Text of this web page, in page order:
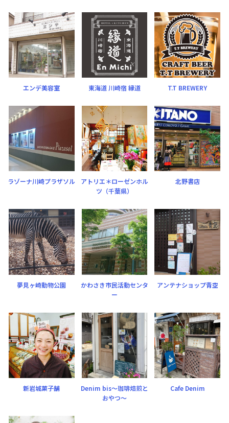
エンデ美容室 東海道 川崎宿 縁道 T.T BREWERY
ラゾーナ川崎プラザソル
アトリエ＊ローゼンホル
ツ（千葉県）
北野書店
夢見ヶ崎動物公園
かわさき市民活動センタ
ー
アンテナショップ青空
新岩城菓子舗
Denim bis〜珈琲焙煎と
おやつ〜
Cafe Denim